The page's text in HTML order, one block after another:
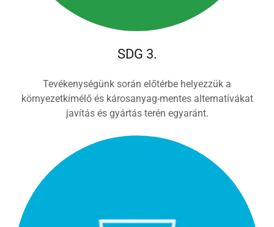
SDG 3.
Tevékenységünk során előtérbe helyezzük a
környezetkímélő és károsanyag-mentes alternatívákat
javítás és gyártás terén egyaránt.